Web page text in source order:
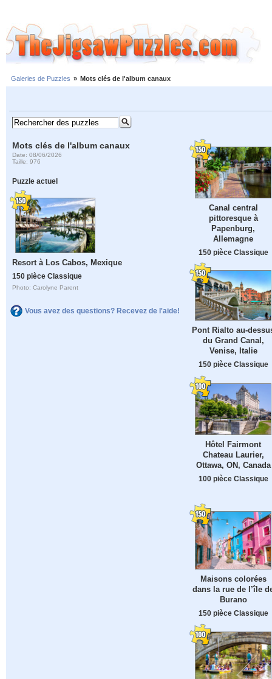
Galeries de Puzzles » Mots clés de l'album canaux
Mots clés de l'album canaux
Date: 08/06/2026
Taille: 976
Puzzle actuel
Resort à Los Cabos, Mexique
150 pièce Classique
Photo: Carolyne Parent
Vous avez des questions? Recevez de l'aide!
Canal central
pittoresque à
Papenburg,
Allemagne
150 pièce Classique
Pont Rialto au-
du Grand Canal,
Venise, Italie
150 pièce Classique
Hôtel Fairmont
Chateau Laurier,
Ottawa, ON, Canada
100 pièce Classique
Maisons colorées
dans la rue de l’île
Burano
150 pièce Classique